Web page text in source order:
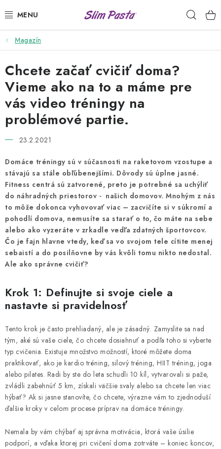
na
PRÍLOHY
HOTOVÉ JEDLÁ
DRESINGY
VÝHODNÉ BALÍČKY
USUI
DIÉTNE PLÁNY
RECEPTY
MAGAZÍN
KONTAKTY
DARČEKOVÉ POUKAZY
SLIM PASTA
Čo je Slim Pasta Naši ambasádori Vernostný program
Magazín
Chcete začať cvičiť doma?
Vieme ako na to a máme pre
vás video tréningy na
problémové partie.
23.2.2021
Domáce tréningy sú v súčasnosti na raketovom vzostupe a
stávajú sa stále obľúbenejšími. Dôvody sú úplne jasné.
Fitness centrá sú zatvorené, preto je potrebné sa uchýliť
do náhradných priestorov - našich domovov. Mnohým z nás
to môže dokonca vyhovovať viac – zacvičíte si v súkromí a
pohodlí domova, nemusíte sa starať o to, čo máte na sebe
alebo ako vyzeráte v zrkadle vedľa zdatných športovcov.
Čo je fajn hlavne vtedy, keď sa vo svojom tele cítite menej
sebaistí a do posilňovne by vás kvôli tomu nikto nedostal.
Ale ako správne cvičiť?
Krok 1: Definujte si svoje ciele a
nastavte si pravidelnosť
Tento krok je často prehliadaný, ale je zásadný. Zamyslite sa nad
tým, aké sú vaše ciele, čo chcete dosiahnuť a podľa toho si vyberte
typ cvičenia. Existuje množstvo možností, ktoré môžete doma
praktikovať, ako je kardio tréning, silový tréning, HIIT tréning, joga
alebo pilates. Radi by ste do leta schudli 10 kíl, vytvarovali si paže,
zvládli zabehnúť 5 km, získali väčšie svaly alebo sa chcete len viac
hýbať? Ak si jasne stanovíte, čo chcete, výrazne vám to zjednoduší
ďalšie kroky v celom procese príprav na domáce tréningy.
Nemala by vám chýbať aj správna motivácia, ktorá vaše úsilie
podporí, a vďaka ktorej pri cvičení doma zotrváte – koniec koncov,